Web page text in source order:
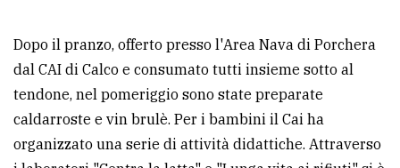
Dopo il pranzo, offerto presso l'Area Nava di Porchera
dal CAI di Calco e consumato tutti insieme sotto al
tendone, nel pomeriggio sono state preparate
caldarroste e vin brulè. Per i bambini il Cai ha
organizzato una serie di attività didattiche. Attraverso